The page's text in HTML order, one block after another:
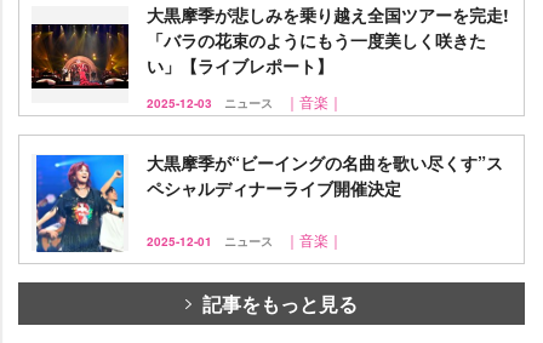
大黒摩季が悲しみを乗り越え全国ツアーを完走!
「バラの花束のようにもう一度美しく咲きた
い」【ライブレポート】
2025-12-03 ニュース ｜音楽｜
大黒摩季が“ビーイングの名曲を歌い尽くす”ス
ペシャルディナーライブ開催決定
2025-12-01 ニュース ｜音楽｜
記事をもっと見る